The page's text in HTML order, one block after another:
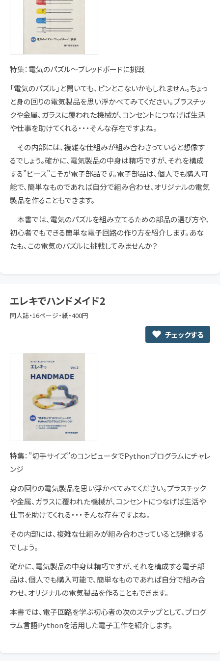
特集：電気のパズル～ブレッドボードに挑戦
「電気のパズル」と聞いても、ピンとこないかもしれません。ちょっ
と身の回りの電気製品を思い浮かべてみてください。プラスチッ
クや金属、ガラスに覆われた機械が、コンセントにつなげば生活
や仕事を助けてくれる・・・そんな存在ですよね。
その内部には、複雑な仕組みが組み合わさっていると想像す
るでしょう。確かに、電気製品の中身は精巧ですが、それを構成
する”ピース”こそが電子部品です。電子部品は、個人でも購入可
能で、簡単なものであれば自分で組み合わせ、オリジナルの電気
製品を作ることもできます。
本書では、電気のパズルを組み立てるための部品の選び方や、
初心者でもできる簡単な電子回路の作り方を紹介します。あな
たも、この電気のパズルに挑戦してみませんか？
エレキでハンドメイド2
同人誌・16ページ・紙・400円
チェックする
特集：”切手サイズ”のコンピュータでPythonプログラムにチャレ
ンジ
身の回りの電気製品を思い浮かべてみてください。プラスチック
や金属、ガラスに覆われた機械が、コンセントにつなげば生活や
仕事を助けてくれる・・・そんな存在ですよね。
その内部には、複雑な仕組みが組み合わさっていると想像する
でしょう。
確かに、電気製品の中身は精巧ですが、それを構成する電子部
品は、個人でも購入可能で、簡単なものであれば自分で組み合
わせ、オリジナルの電気製品を作ることもできます。
本書では、電子回路を学ぶ初心者の次のステップとして、プログ
ラム言語Pythonを活用した電子工作を紹介します。